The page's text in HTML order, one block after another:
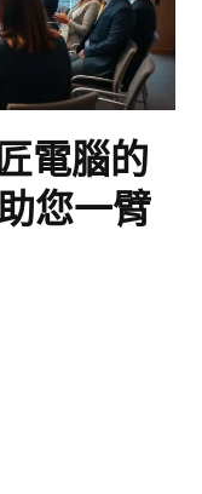
電腦的
您一臂